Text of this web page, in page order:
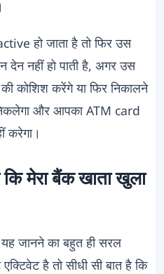
हो जाता है तो फिर उस
नहीं हो पाती है, अगर उस
कोशिश करेंगे या फिर निकालने
और आपका ATM card
करेगा।
मेरा बैंक खाता खुला
जानने का बहुत ही सरल
है तो सीधी सी बात है कि